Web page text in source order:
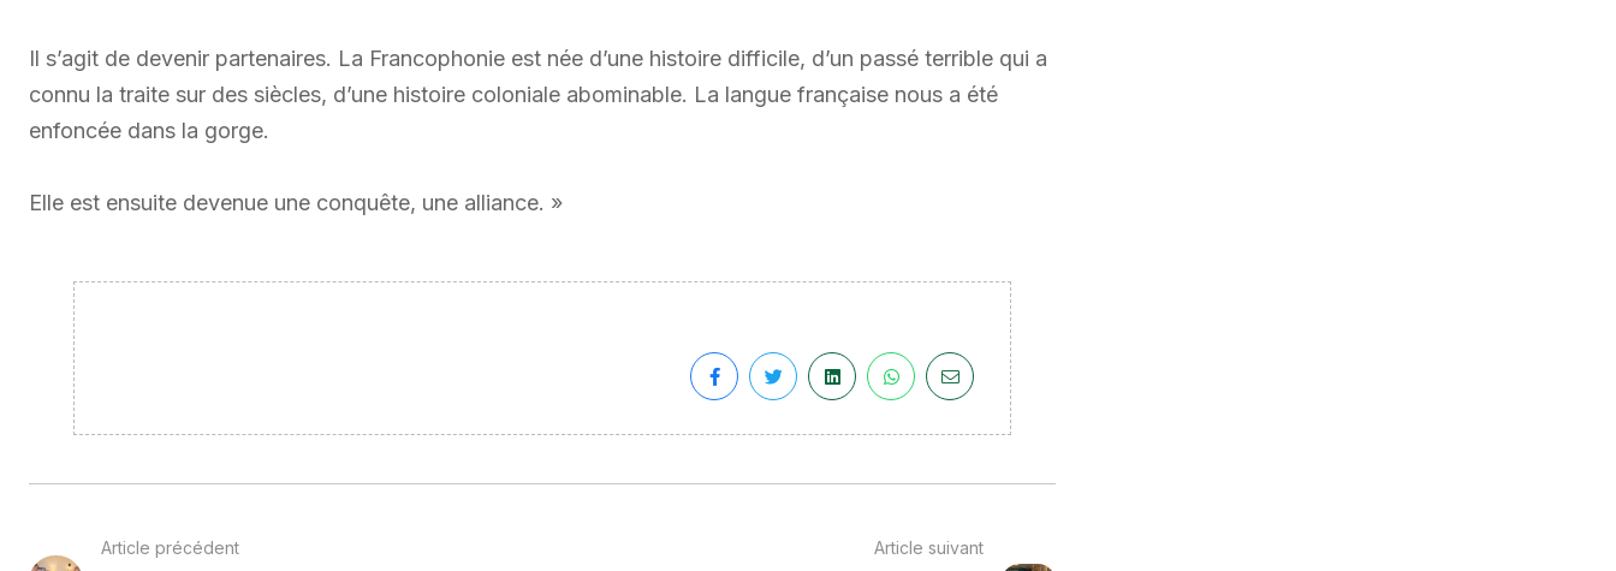
Il s’agit de devenir partenaires. La Francophonie est née d’une histoire difficile, d’un passé terrible qui a
connu la traite sur des siècles, d’une histoire coloniale abominable. La langue française nous a été
enfoncée dans la gorge.
Elle est ensuite devenue une conquête, une alliance. »
Article précédent Article suivant